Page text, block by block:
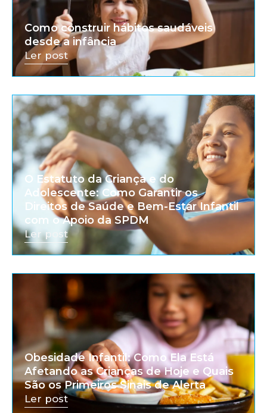
Como construir hábitos saudáveis
desde a infância
Ler post
O Estatuto da Criança e do
Adolescente: Como Garantir os
Direitos de Saúde e Bem-Estar Infantil
com o Apoio da SPDM
Ler post
Obesidade Infantil: Como Ela Está
Afetando as Crianças de Hoje e Quais
São os Primeiros Sinais de Alerta
Ler post